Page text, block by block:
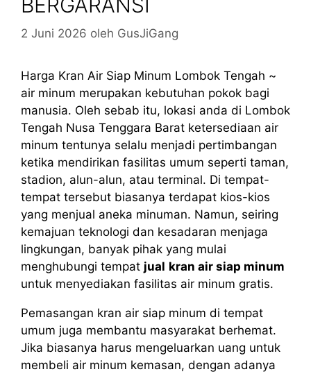
2 Juni 2026 oleh GusJiGang
Harga Kran Air Siap Minum Lombok Tengah ~
air minum merupakan kebutuhan pokok bagi
manusia. Oleh sebab itu, lokasi anda di Lombok
Tengah Nusa Tenggara Barat ketersediaan air
minum tentunya selalu menjadi pertimbangan
ketika mendirikan fasilitas umum seperti taman,
stadion, alun-alun, atau terminal. Di tempat-
tempat tersebut biasanya terdapat kios-kios
yang menjual aneka minuman. Namun, seiring
kemajuan teknologi dan kesadaran menjaga
lingkungan, banyak pihak yang mulai
menghubungi tempat jual kran air siap minum
untuk menyediakan fasilitas air minum gratis.
Pemasangan kran air siap minum di tempat
umum juga membantu masyarakat berhemat.
Jika biasanya harus mengeluarkan uang untuk
membeli air minum kemasan, dengan adanya